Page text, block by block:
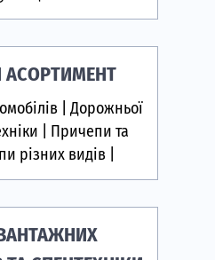
| Дорожньої
| Причепи та
різних видів |